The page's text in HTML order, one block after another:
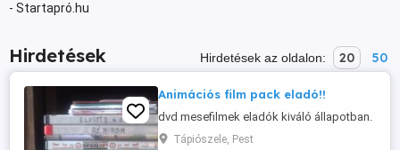
- Startapró.hu
Hirdetések Hirdetések az oldalon: 20 50
Animációs film pack eladó!!
dvd mesefilmek eladók kiváló állapotban.
Tápiószele, Pest